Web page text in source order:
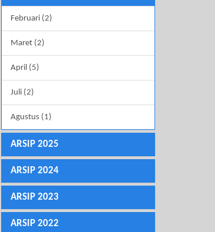
Februari (2)
Maret (2)
April (5)
Juli (2)
Agustus (1)
ARSIP 2025
ARSIP 2024
ARSIP 2023
ARSIP 2022